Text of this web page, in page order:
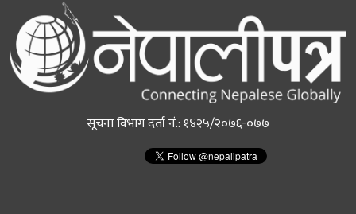
सूचना विभाग दर्ता नं.: १४२५/२०७६-०७७